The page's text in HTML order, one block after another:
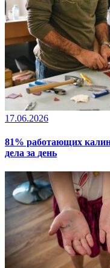
17.06.2026
81% работающих
дела за день